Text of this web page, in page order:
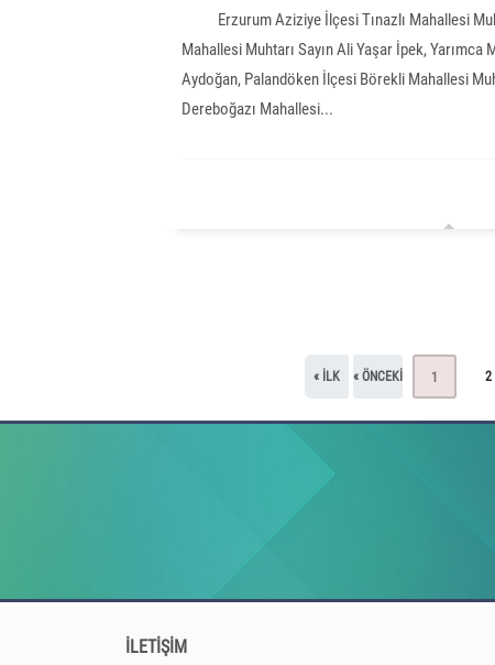
Erzurum Aziziye İlçesi Tınazlı Mahallesi
Mahallesi Muhtarı Sayın Ali Yaşar İpek, Yarımca
Aydoğan, Palandöken İlçesi Börekli Mahallesi
Dereboğazı Mahallesi...
« ILK « ÖNCEKI 1 2
İLETİŞİM